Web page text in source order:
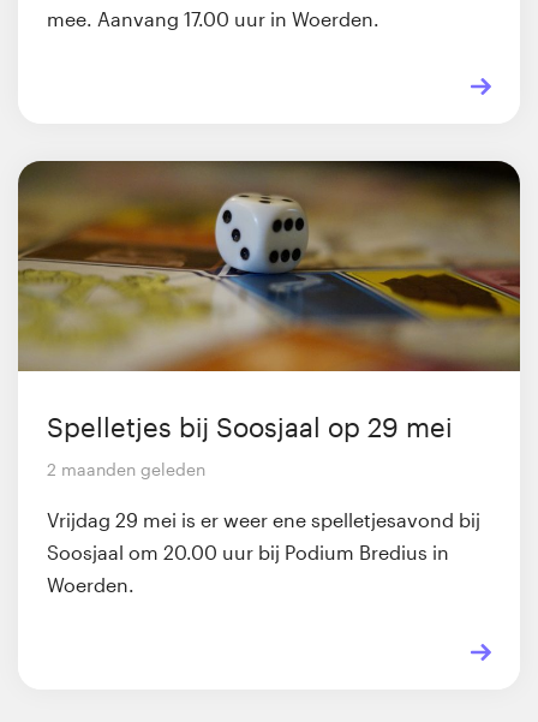
mee. Aanvang 17.00 uur in Woerden.
Spelletjes bij Soosjaal op 29 mei
2 maanden geleden
Vrijdag 29 mei is er weer ene spelletjesavond bij
Soosjaal om 20.00 uur bij Podium Bredius in
Woerden.